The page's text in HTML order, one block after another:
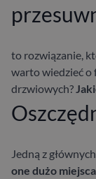
to rozwiązanie,
warto wiedzieć o
drzwiowych?
Jedną z
one dużo miejsca